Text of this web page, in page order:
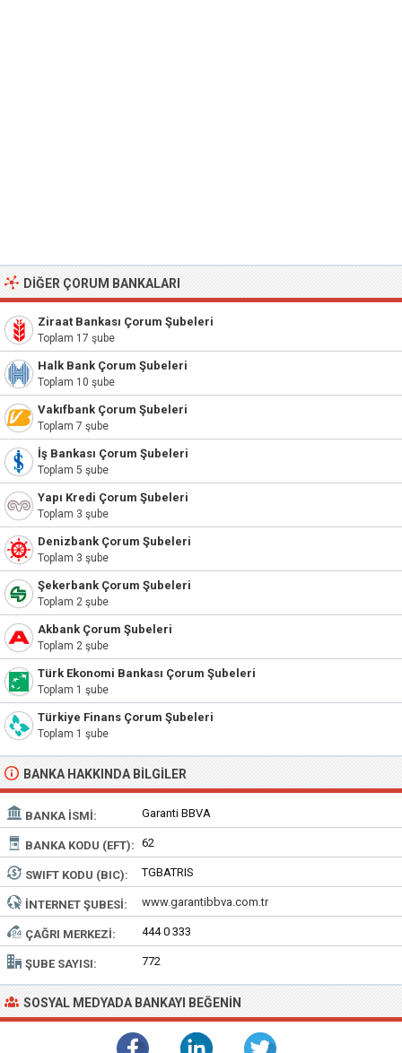
DIĞER ÇORUM BANKALARI
Ziraat Bankası Çorum Şubeleri
Toplam 17 şube
Halk Bank Çorum Şubeleri
Toplam 10 şube
Vakıfbank Çorum Şubeleri
Toplam 7 şube
İş Bankası Çorum Şubeleri
Toplam 5 şube
Yapı Kredi Çorum Şubeleri
Toplam 3 şube
Denizbank Çorum Şubeleri
Toplam 3 şube
Şekerbank Çorum Şubeleri
Toplam 2 şube
Akbank Çorum Şubeleri
Toplam 2 şube
Türk Ekonomi Bankası Çorum Şubeleri
Toplam 1 şube
Türkiye Finans Çorum Şubeleri
Toplam 1 şube
BANKA HAKKINDA BILGILER
BANKA İSMI: Garanti BBVA
BANKA KODU (EFT): 62
SWIFT KODU (BIC): TGBATRIS
İNTERNET ŞUBESI: www.garantibbva.com.tr
ÇAĞRI MERKEZI: 444 0 333
ŞUBE SAYISI: 772
SOSYAL MEDYADA BANKAYI BEĞENIN